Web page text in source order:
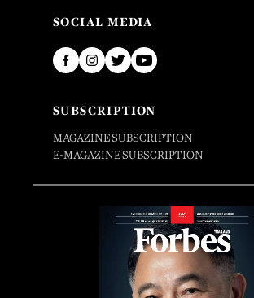
SOCIAL MEDIA
SUBSCRIPTION
MAGAZINE SUBSCRIPTION
E-MAGAZINE SUBSCRIPTION